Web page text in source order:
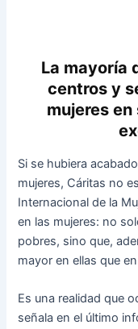
La mayoría
centros y
mujeres
Si se hubiera
mujeres, Cáritas no
Internacional de la
en las mujeres: no
pobres, sino que,
mayor en ellas que
Es una realidad que
señala en el último